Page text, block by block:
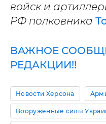
войск и
РФ полковника
ВАЖНОЕ
РЕДАКЦИИ!!
Новости Херсона
Вооруженные силы